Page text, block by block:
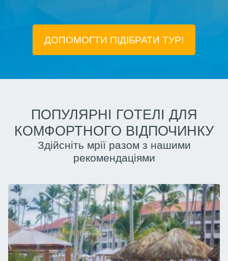
ДОПОМОГТИ ПІДIБРАТИ ТУР!
ПОПУЛЯРНІ ГОТЕЛІ ДЛЯ
КОМФОРТНОГО ВІДПОЧИНКУ
Здійсніть мрії разом з нашими
рекомендаціями